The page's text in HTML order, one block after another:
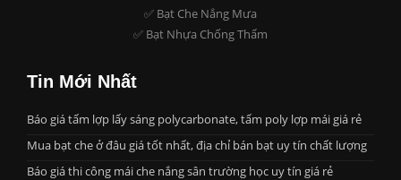
✅ Bạt Che Nắng Mưa
✅ Bạt Nhựa Chống Thấm
Tin Mới Nhất
Báo giá tấm lợp lấy sáng polycarbonate, tấm poly lợp mái giá rẻ
Mua bạt che ở đâu giá tốt nhất, địa chỉ bán bạt uy tín chất lượng
Báo giá thi công mái che nắng sân trường học uy tín giá rẻ